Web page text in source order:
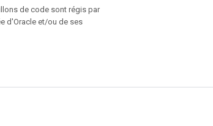
de code sont régis par
d'Oracle et/ou de ses